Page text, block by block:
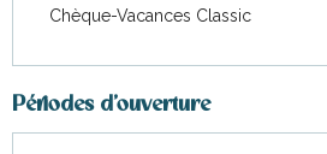
Chèque-Vacances Classic
Périodes d'ouverture